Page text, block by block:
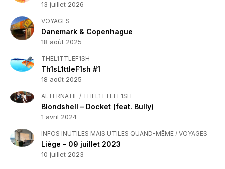
13 juillet 2026
VOYAGES
Danemark & Copenhague
18 août 2025
THEL1TTLEF1SH
Th1sL1ttleF1sh #1
18 août 2025
ALTERNATIF / THEL1TTLEF1SH
Blondshell – Docket (feat. Bully)
1 avril 2024
INFOS INUTILES MAIS UTILES QUAND-MÊME / VOYAGES
Liège – 09 juillet 2023
10 juillet 2023